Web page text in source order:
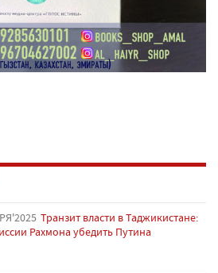
Транзит власти в Таджикистане:
Рахмона убедить Путина